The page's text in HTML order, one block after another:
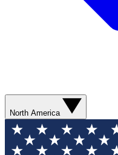
North America